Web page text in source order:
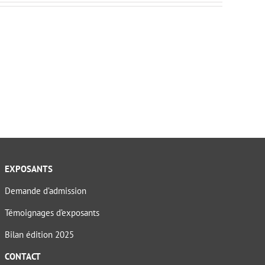
EXPOSANTS
Demande d’admission
Témoignages d’exposants
Bilan édition 2025
CONTACT